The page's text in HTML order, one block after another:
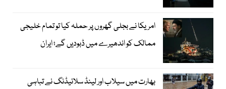
امریکا نے بجلی گھروں پر حملہ کیا تو تمام خلیجی
ممالک کو اندھیرے میں ڈبودیں گے؛ ایران
بھارت میں سیلاب اور لینڈ سلائیڈنگ نے تباہی